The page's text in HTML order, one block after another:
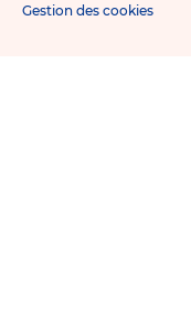
Gestion des cookies